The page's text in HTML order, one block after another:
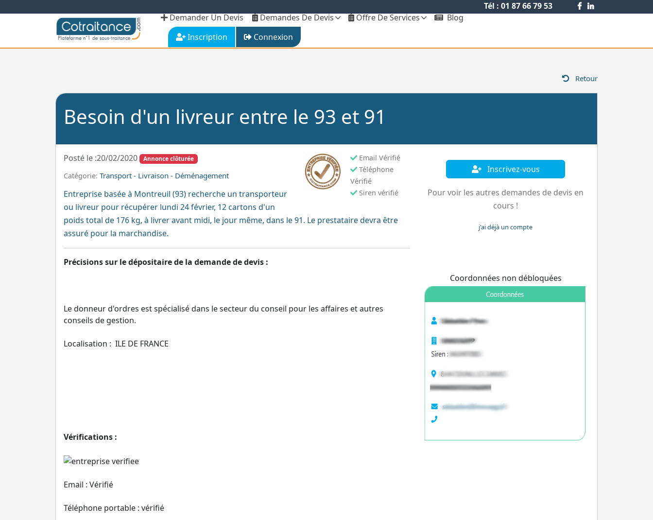
Tél : 01 87 66 79 53
Demander Un Devis
Demandes De Devis Offre De Services
Blog
Inscription
Connexion
Retour
Besoin d'un livreur entre le 93 et 91
Posté le :20/02/2020 Annonce clôturée
Email Vérifié
Téléphone
Vérifié
Siren vérifié
Catégorie: Transport - Livraison - Déménagement
Entreprise basée à Montreuil (93) recherche un transporteur
ou livreur pour récupérer lundi 24 février, 12 cartons d'un
poids total de 176 kg, à livrer avant midi, le jour même, dans le 91. Le prestataire devra être
assuré pour la marchandise.
Précisions sur le dépositaire de la demande de devis :
Le donneur d'ordres est spécialisé dans le secteur du conseil pour les affaires et autres
conseils de gestion.
Localisation : ILE DE FRANCE
Vérifications :
Email : Vérifié
Téléphone portable : vérifié
Inscrivez-vous
Pour voir les autres demandes de devis en
cours !
j'ai déjà un compte
Coordonnées non débloquées